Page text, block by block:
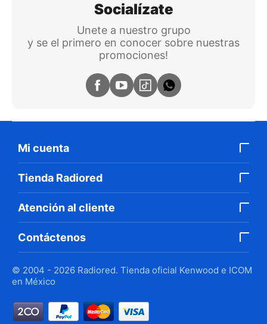
Socialízate
Unete a nuestro grupo
y se el primero en conocer sobre nuestras
promociones!
Mi cuenta
Tienda Radiored
Atención al cliente
Contáctenos
© 2004 - 2026 Radiored. Tienda oficial Kenwood e ICOM
en México